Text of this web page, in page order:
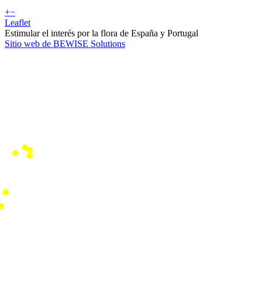
+−
Leaflet
Estimular el interés por la flora de España y Portugal
Sitio web de BEWISE Solutions